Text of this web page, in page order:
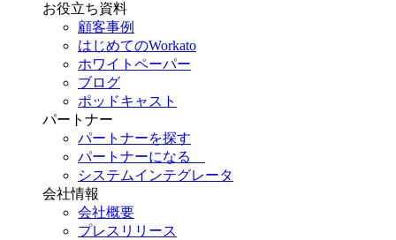
お役立ち資料
顧客事例
はじめてのWorkato
ホワイトペーパー
ブログ
ポッドキャスト
パートナー
パートナーを探す
パートナーになる
システムインテグレータ
会社情報
会社概要
プレスリリース